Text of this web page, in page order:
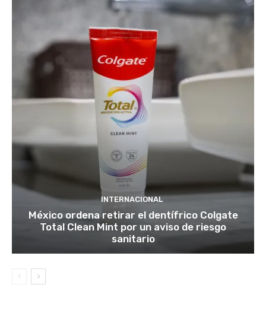
INTERNACIONAL
México ordena retirar el dentífrico Colgate
Total Clean Mint por un aviso de riesgo
sanitario